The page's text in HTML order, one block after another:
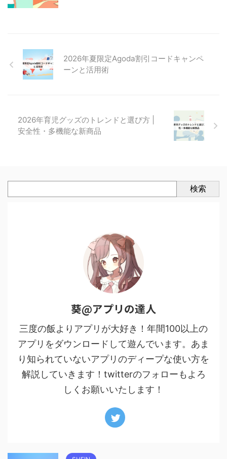
2026年夏限定Agoda割引コードキャンペ
ーンと活用術
2026年育児グッズのトレンドと選び方 |
安全性・多機能な新商品
検索
葵@アプリの達人
三度の飯よりアプリが大好き！年間100以上の
アプリをダウンロードして遊んでいます。あま
り知られていないアプリのディープな使い方を
解説していきます！twitterのフォローもよろ
しくお願いいたします！